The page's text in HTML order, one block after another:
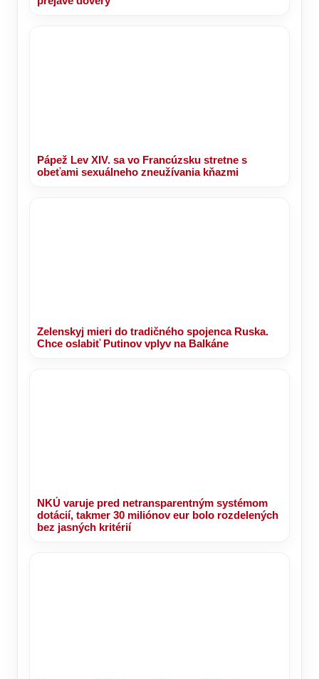
Pápež Lev XIV. sa vo Francúzsku stretne s
obeťami sexuálneho zneužívania kňazmi
Zelenskyj mieri do tradičného spojenca Ruska.
Chce oslabiť Putinov vplyv na Balkáne
NKÚ varuje pred netransparentným systémom
dotácií, takmer 30 miliónov eur bolo rozdelených
bez jasných kritérií